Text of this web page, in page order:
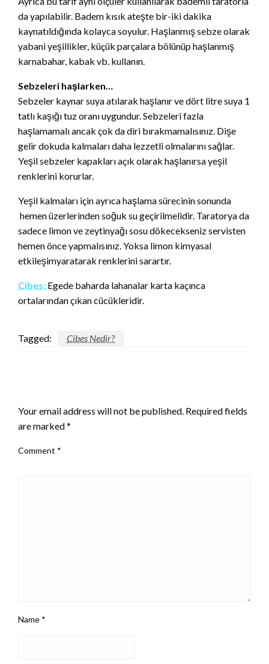
da yapılabilir. Badem kısık ateşte bir-iki dakika
kaynatıldığında kolayca soyulur. Haşlanmış sebze olarak
yabani yeşillikler, küçük parçalara bölünüp haşlanmış
karnabahar, kabak vb. kullanın.
Sebzeleri haşlarken…
Sebzeler kaynar suya atılarak haşlanır ve dört litre suya 1
tatlı kaşığı tuz oranı uygundur. Sebzeleri fazla
haşlamamalı ancak çok da diri bırakmamalısınız. Dişe
gelir dokuda kalmaları daha lezzetli olmalarını sağlar.
Yeşil sebzeler kapakları açık olarak haşlanırsa yeşil
renklerini korurlar.
Yeşil kalmaları için ayrıca haşlama sürecinin sonunda
hemen üzerlerinden soğuk su geçirilmelidir. Taratorya da
sadece limon ve zeytinyağı sosu dökecekseniz servisten
hemen önce yapmalısınız. Yoksa limon kimyasal
etkileşimyaratarak renklerini sarartır.
Cibes: Egede baharda lahanalar karta kaçınca
ortalarından çıkan cücükleridir.
Tagged: Cibes Nedir?
Your email address will not be published. Required fields
are marked*
Comment *
Name *